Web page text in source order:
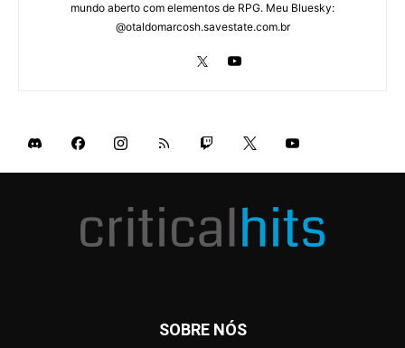
mundo aberto com elementos de RPG. Meu Bluesky:
@otaldomarcosh.savestate.com.br
SOBRE NÓS